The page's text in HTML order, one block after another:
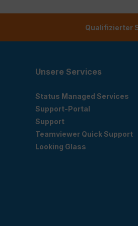
Qualifizierter
Unsere Services
Status Managed Services
Support-Portal
Support
Teamviewer Quick Support
Looking Glass